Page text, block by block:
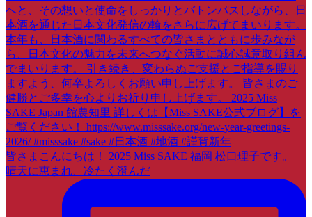
皆さまこんにちは！ 2025 Miss SAKE 福岡 松口理子です。
晴天に恵まれ、冷たく澄んだ